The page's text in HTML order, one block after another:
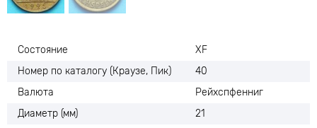
Состояние
XF
Номер по каталогу (Краузе, Пик)
40
Валюта
Рейхспфенниг
Диаметр (мм)
21